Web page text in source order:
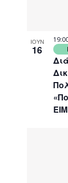
ΙΟΥΝ
16